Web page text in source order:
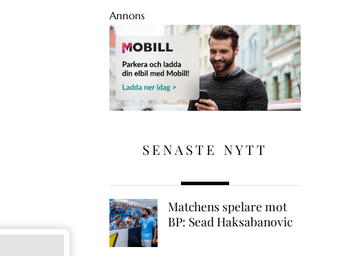
Annons
SENASTE NYTT
Matchens spelare mot
BP: Sead Haksabanovic